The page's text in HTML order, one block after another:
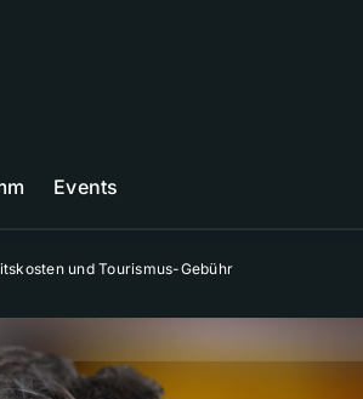
Events
und Tourismus-Gebühr